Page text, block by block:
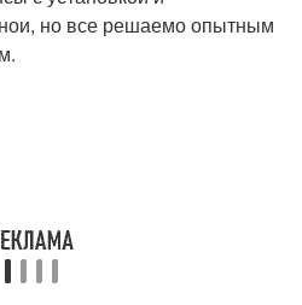
но все решаемо опытным